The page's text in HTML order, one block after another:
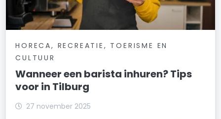
HORECA, RECREATIE, TOERISME EN
CULTUUR
Wanneer een barista inhuren? Tips
voor in Tilburg
27 november 2025